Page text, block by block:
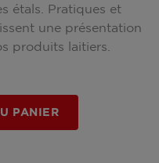
étals. Pratiques et
une présentation
produits laitiers.
PANIER